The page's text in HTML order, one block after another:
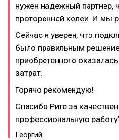
нужен надежный партнер,
проторенной колеи. И мы
Сейчас я уверен, что
было правильным
приобретенного
затрат.
Горячо рекомендую!
Спасибо Рите за
профессиональную
Георгий.